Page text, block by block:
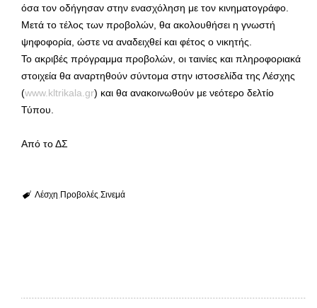
όσα τον οδήγησαν στην ενασχόληση με τον κινηματογράφο.
Μετά το τέλος των προβολών, θα ακολουθήσει η γνωστή
ψηφοφορία, ώστε να αναδειχθεί και φέτος ο νικητής.
Το ακριβές πρόγραμμα προβολών, οι ταινίες και πληροφοριακά
στοιχεία θα αναρτηθούν σύντομα στην ιστοσελίδα της Λέσχης
(www.kltrikala.gr) και θα ανακοινωθούν με νεότερο δελτίο
Τύπου.
Από το ΔΣ
Λέσχη Προβολές Σινεμά